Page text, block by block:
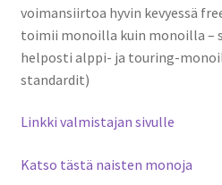
voimansiirtoa hyvin kevyessä
toimii monoilla kuin monoilla –
helposti alppi- ja touring-
standardit)
Linkki valmistajan sivulle
Katso tästä naisten monoja